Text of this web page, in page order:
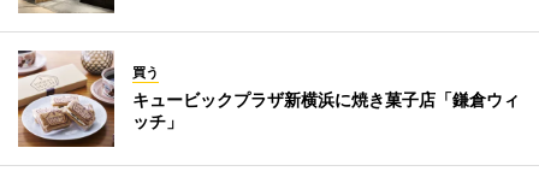
買う
キュービックプラザ新横浜に焼き菓子店「鎌倉ウィ
ッチ」